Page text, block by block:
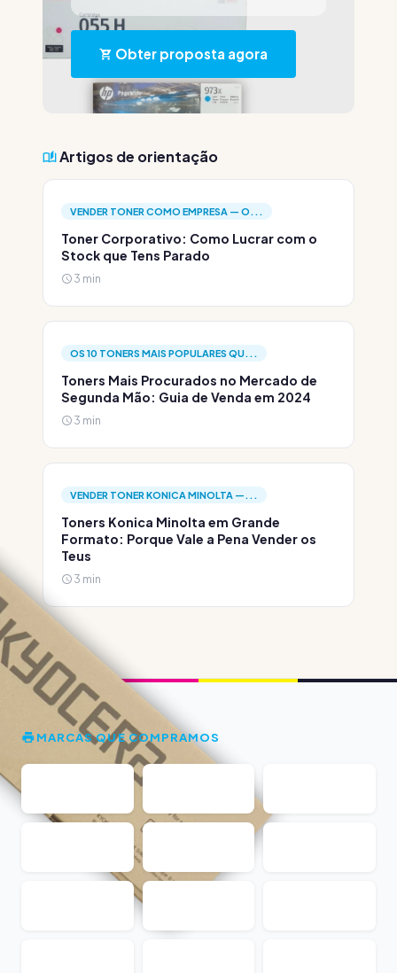
Obter proposta agora
Artigos de orientação
VENDER TONER COMO EMPRESA — O...
Toner Corporativo: Como Lucrar com o
Stock que Tens Parado
3 min
OS 10 TONERS MAIS POPULARES QU...
Toners Mais Procurados no Mercado de
Segunda Mão: Guia de Venda em 2024
3 min
VENDER TONER KONICA MINOLTA —...
Toners Konica Minolta em Grande
Formato: Porque Vale a Pena Vender os
Teus
3 min
MARCAS QUE COMPRAMOS